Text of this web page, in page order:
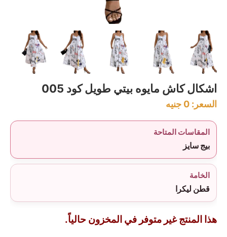
اشكال كاش مايوه بيتي طويل كود 005
السعر: 0 جنيه
المقاسات المتاحة
بيج سايز
الخامة
قطن ليكرا
هذا المنتج غير متوفر في المخزون حالياً.